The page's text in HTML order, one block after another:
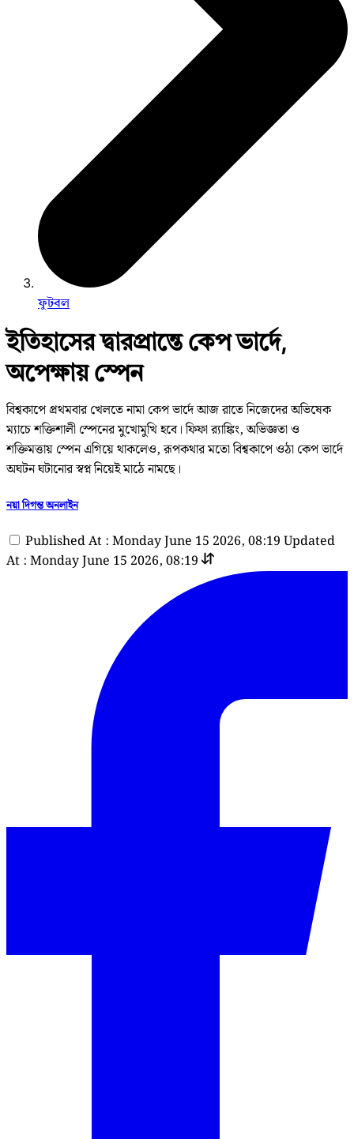
ফুটবল
ইতিহাসের দ্বারপ্রান্তে কেপ ভার্দে,
অপেক্ষায় স্পেন
বিশ্বকাপে প্রথমবার খেলতে নামা কেপ ভার্দে আজ রাতে নিজেদের অভিষেক
ম্যাচে শক্তিশালী স্পেনের মুখোমুখি হবে। ফিফা র‌্যাঙ্কিং, অভিজ্ঞতা ও
শক্তিমত্তায় স্পেন এগিয়ে থাকলেও, রূপকথার মতো বিশ্বকাপে ওঠা কেপ ভার্দে
অঘটন ঘটানোর স্বপ্ন নিয়েই মাঠে নামছে।
নয়া দিগন্ত অনলাইন
Published At : Monday June 15 2026, 08:19 Updated
At : Monday June 15 2026, 08:19